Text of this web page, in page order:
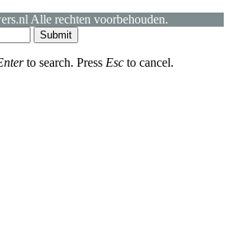
Alle rechten voorbehouden.
Submit
to search. Press Esc to cancel.